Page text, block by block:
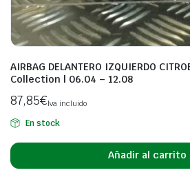
AIRBAG DELANTERO IZQUIERDO
Collection | 06.04 – 12.08
87,85€Iva incluido
En stock
Añadir al carrito